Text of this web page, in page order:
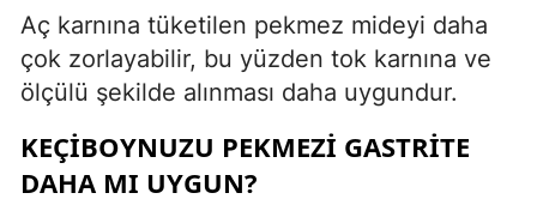
Aç karnına tüketilen pekmez mideyi daha
çok zorlayabilir, bu yüzden tok karnına ve
ölçülü şekilde alınması daha uygundur.
KEÇIBOYNUZU PEKMEZI GASTRITE
DAHA MI UYGUN?